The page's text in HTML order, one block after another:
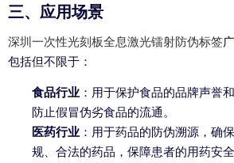
三、应用场景
深圳一次性光刻板全息激光镭射防伪标签
包括但不限于：
食品行业 ：用于保护食品的品牌声誉
防止假冒伪劣食品的流通。
医药行业 ：用于药品的防伪溯源，确
规、合法的药品，保障患者的用药安全